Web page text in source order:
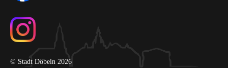
© Stadt Döbeln 2026